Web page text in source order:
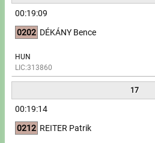
00:19:09
0202 DÉKÁNY Bence
HUN
LIC:313860
17
00:19:14
0212 REITER Patrik